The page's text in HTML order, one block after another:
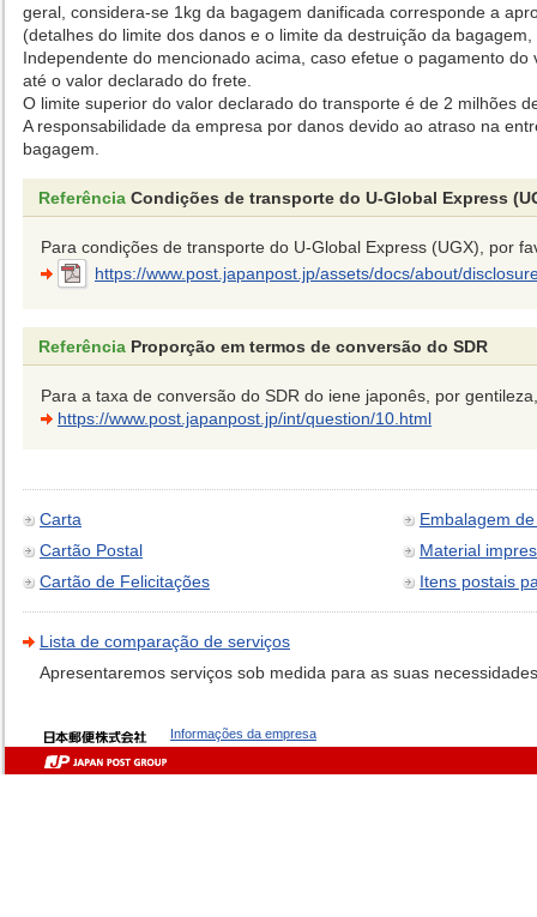
geral, considera-se 1kg da bagagem danificada corresponde a
(detalhes do limite dos danos e o limite da destruição da
Independente do mencionado acima, caso efetue o pagamento
até o valor declarado do frete.
O limite superior do valor declarado do transporte é de 2 milhões
A responsabilidade da empresa por danos devido ao atraso na
bagagem.
Referência Condições de transporte do U-Global Express
Para condições de transporte do U-Global Express (UGX), por
https://www.post.japanpost.jp/assets/docs/about/
Referência Proporção em termos de conversão do SDR
Para a taxa de conversão do SDR do iene japonês, por
https://www.post.japanpost.jp/int/question/10.html
Carta
Cartão Postal
Cartão de Felicitações
Embalagem
Material
Itens postais
Lista de comparação de serviços
Apresentaremos serviços sob medida para as suas
Informações da empresa